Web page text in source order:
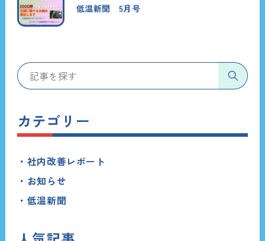
低温新聞 5月号
カテゴリー
社内改善レポート
お知らせ
低温新聞